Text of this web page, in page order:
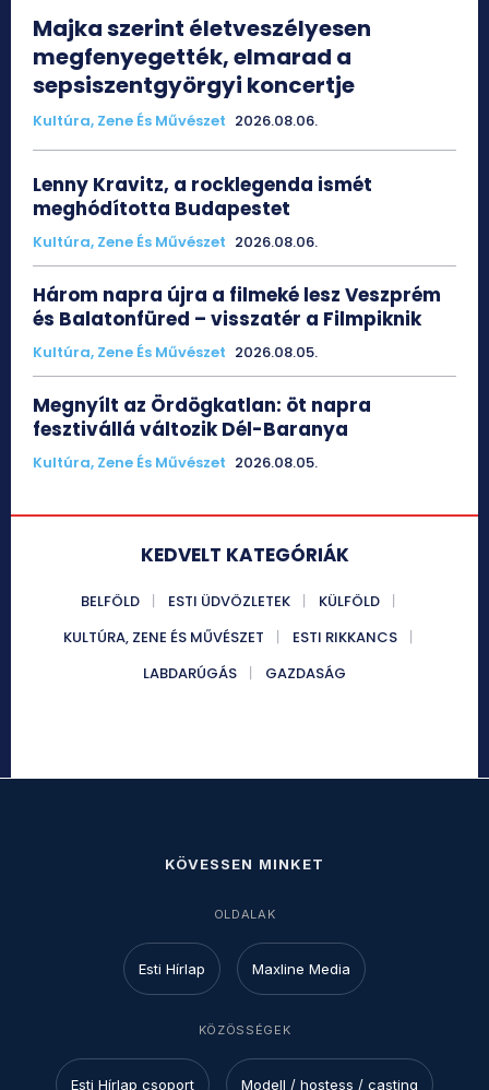
Majka szerint életveszélyesen
megfenyegették, elmarad a
sepsiszentgyörgyi koncertje
Kultúra, Zene És Művészet 2026.08.06.
Lenny Kravitz, a rocklegenda ismét
meghódította Budapestet
Kultúra, Zene És Művészet 2026.08.06.
Három napra újra a filmeké lesz Veszprém
és Balatonfüred – visszatér a Filmpiknik
Kultúra, Zene És Művészet 2026.08.05.
Megnyílt az Ördögkatlan: öt napra
fesztivállá változik Dél-Baranya
Kultúra, Zene És Művészet 2026.08.05.
KEDVELT KATEGÓRIÁK
BELFÖLD ESTI ÜDVÖZLETEK
KÜLFÖLD
KULTÚRA, ZENE ÉS MŰVÉSZET
ESTI RIKKANCS
LABDARÚGÁS
GAZDASÁG
KÖVESSEN MINKET
OLDALAK
Esti Hírlap Maxline Media
KÖZÖSSÉGEK
Esti Hírlap csoport Modell / hostess / casting